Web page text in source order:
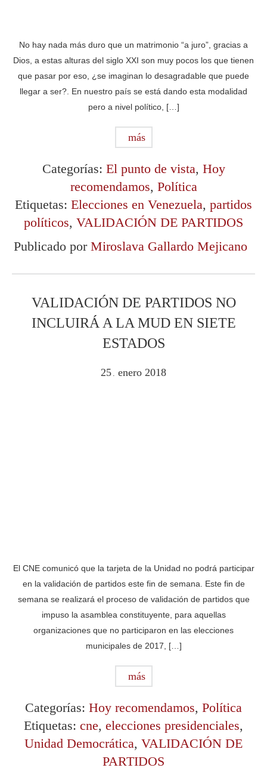
No hay nada más duro que un matrimonio “a juro”, gracias a
Dios, a estas alturas del siglo XXI son muy pocos los que tienen
que pasar por eso, ¿se imaginan lo desagradable que puede
llegar a ser?. En nuestro país se está dando esta modalidad
pero a nivel político, […]
más
Categorías: El punto de vista, Hoy
recomendamos, Política
Etiquetas: Elecciones en Venezuela, partidos
políticos, VALIDACIÓN DE PARTIDOS
Publicado por Miroslava Gallardo Mejicano
VALIDACIÓN DE PARTIDOS NO
INCLUIRÁ A LA MUD EN SIETE
ESTADOS
25 . enero 2018
El CNE comunicó que la tarjeta de la Unidad no podrá participar
en la validación de partidos este fin de semana. Este fin de
semana se realizará el proceso de validación de partidos que
impuso la asamblea constituyente, para aquellas
organizaciones que no participaron en las elecciones
municipales de 2017, […]
más
Categorías: Hoy recomendamos, Política
Etiquetas: cne, elecciones presidenciales,
Unidad Democrática, VALIDACIÓN DE
PARTIDOS